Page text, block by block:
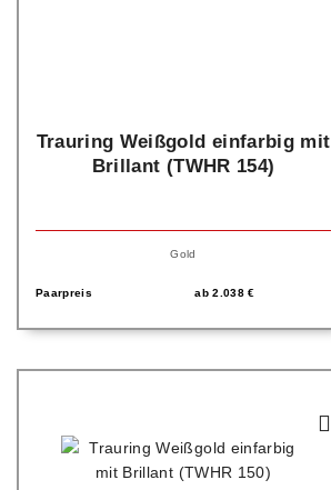
Trauring Weißgold einfarbig mit
Brillant (TWHR 154)
Gold
Paarpreis ab2.038€